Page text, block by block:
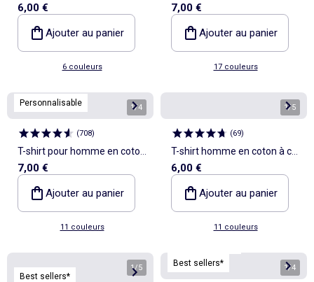
6,00 €
Ajouter au panier
6 couleurs
manches courtes
7,00 €
Ajouter au panier
17 couleurs
Personnalisable 1/4
(708)
T-shirt pour homme en coton
à col rond
7,00 €
Ajouter au panier
11 couleurs
1/5
(69)
T-shirt homme en coton à col
rond
6,00 €
Ajouter au panier
11 couleurs
Best sellers*
1/5
Best sellers*
1/4